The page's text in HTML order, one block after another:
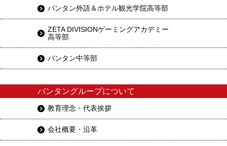
バンタン外語＆ホテル観光学院高等部
ZETA DIVISIONゲーミングアカデミー
高等部
バンタン中等部
バンタングループについて
教育理念・代表挨拶
会社概要・沿革